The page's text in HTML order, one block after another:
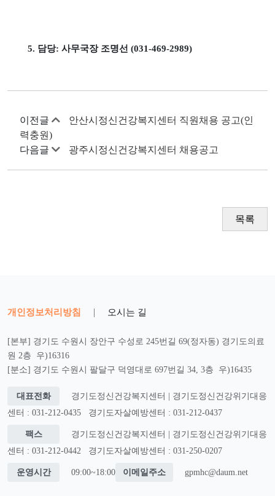
5. 담당:사무국장 조명선(031-469-2989)
이전글
안산시정신건강복지센터 직원채용 공고(인
력충원)
다음글
광주시정신건강복지센터 채용공고
목록
개인정보처리방침 | 오시는 길
[본부] 경기도 수원시 장안구 수성로 245번길 69(정자동) 경기도의료
원 2층 우)16316
[분소] 경기도 수원시 팔달구 덕영대로 697번길 34, 3층 우)16435
대표전화
경기도정신건강복지센터 | 경기도정신건강위기대응
센터 : 031-212-0435
경기도자살예방센터 : 031-212-0437
팩스
경기도정신건강복지센터 | 경기도정신건강위기대응
센터 : 031-212-0442
경기도자살예방센터 : 031-250-0207
운영시간 09:00~18:00 이메일주소 gpmhc@daum.net